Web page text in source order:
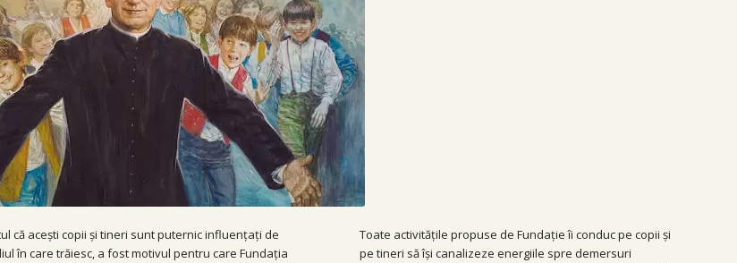
că acești copii și tineri sunt puternic influențați de
în care trăiesc, a fost motivul pentru care Fundația
Toate activitățile propuse de Fundație îi conduc pe copii și
pe tineri să își canalizeze energiile spre demersuri